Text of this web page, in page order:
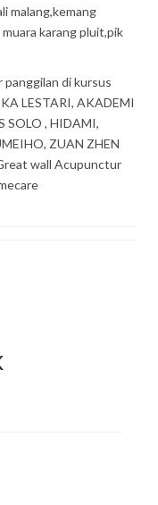
malang,kemang
karang pluit,pik
di kursus
LESTARI, AKADEMI
SOLO , HIDAMI,
ZUAN ZHEN
wall Acupunctur